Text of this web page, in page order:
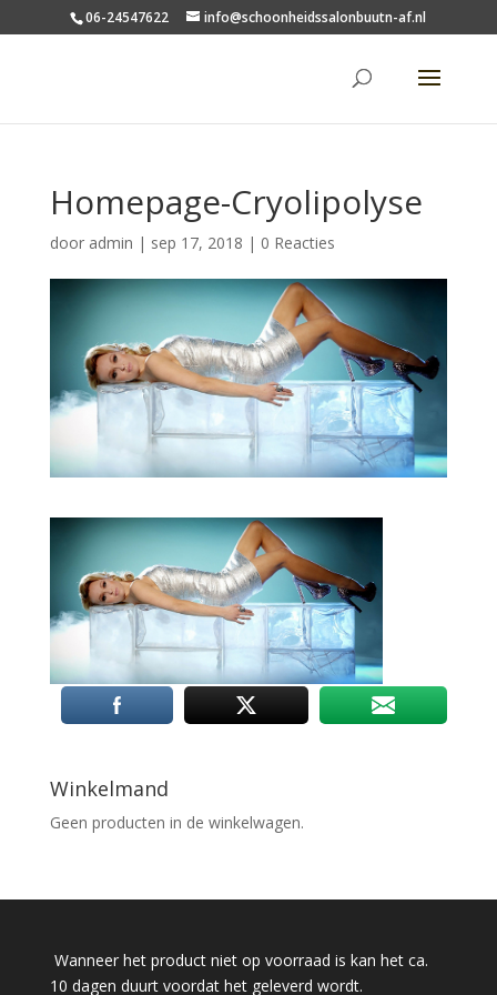
06-24547622 info@schoonheidssalonbuutn-af.nl
Homepage-Cryolipolyse
door admin | sep 17, 2018 | 0 Reacties
Winkelmand
Geen producten in de winkelwagen.
Wanneer het product niet op voorraad is kan het ca.
10 dagen duurt voordat het geleverd wordt.